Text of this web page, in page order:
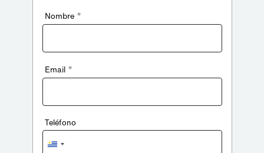
Nombre *
Email *
Teléfono
Uruguay